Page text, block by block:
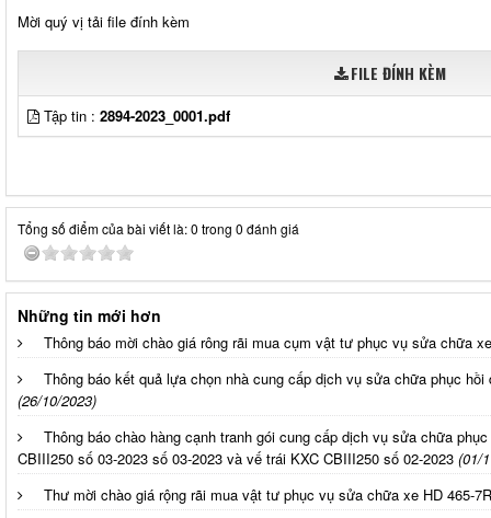
Mời quý vị tải file đính kèm
FILE ĐÍNH KÈM
Tập tin : 2894-2023_0001.pdf
Tổng số điểm của bài viết là: 0 trong 0 đánh giá
Những tin mới hơn
Thông báo mời chào giá rông rãi mua cụm vật tư phục vụ sửa chữa
Thông báo kết quả lựa chọn nhà cung cấp dịch vụ sửa chữa phục
(26/10/2023)
Thông báo chào hàng cạnh tranh gói cung cấp dịch vụ sửa chữa
CBIII250 số 03-2023 số 03-2023 và vế trái KXC CBIII250 số 02-2023 (01/
Thư mời chào giá rộng rãi mua vật tư phục vụ sửa chữa xe HD 465-